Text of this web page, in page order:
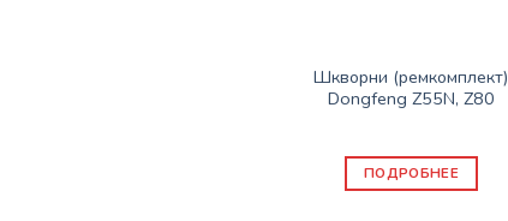
Шкворни (ремкомплект)
Dongfeng Z55N, Z80
ПОДРОБНЕЕ